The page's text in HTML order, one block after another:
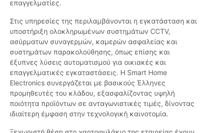
επαγγελματίες.
Στις υπηρεσίες της περιλαμβάνονται η εγκατάσταση και
υποστήριξη ολοκληρωμένων συστημάτων CCTV,
ασύρματων συναγερμών, καμερών ασφαλείας και
συστημάτων παρακολούθησης, όπως επίσης και
έξυπνες λύσεις αυτοματισμού για οικιακές και
επαγγελματικές εγκαταστάσεις. Η Smart Home
Electronics συνεργάζεται με βασικούς Έλληνες
προμηθευτές του κλάδου, εξασφαλίζοντας υψηλή
ποιότητα προϊόντων σε ανταγωνιστικές τιμές, δίνοντας
ιδιαίτερη έμφαση στην τεχνολογική καινοτομία.